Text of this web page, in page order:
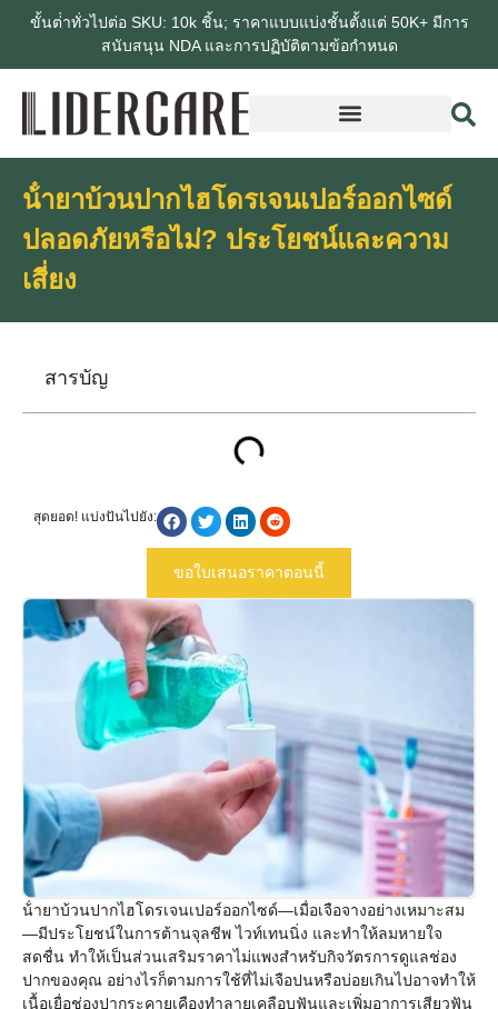
ขั้นต่ําทั่วไปต่อ SKU: 10k ชิ้น; ราคาแบบแบ่งชั้นตั้งแต่ 50K+ มีการ
สนับสนุน NDA และการปฏิบัติตามข้อกําหนด
น้ํายาบ้วนปากไฮโดรเจนเปอร์ออกไซด์
ปลอดภัยหรือไม่? ประโยชน์และความ
เสี่ยง
น้ํายาบ้วนปากไฮโดรเจนเปอร์ออกไซด์—เมื่อเจือจางอย่างเหมาะสม
—มีประโยชน์ในการต้านจุลชีพ ไวท์เทนนิ่ง และทําให้ลมหายใจ
สดชื่น ทําให้เป็นส่วนเสริมราคาไม่แพงสําหรับกิจวัตรการดูแลช่อง
ปากของคุณ อย่างไรก็ตามการใช้ที่ไม่เจือปนหรือบ่อยเกินไปอาจทําให้
เนื้อเยื่อช่องปากระคายเคืองทําลายเคลือบฟันและเพิ่มอาการเสียวฟัน
สารบัญ
สุดยอด! แบ่งปันไปยัง:
ขอใบเสนอราคาตอนนี้